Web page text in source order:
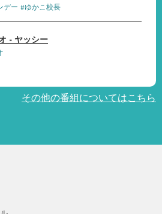
デー #ゆかこ校長
- ヤッシー
その他の番組についてはこちら